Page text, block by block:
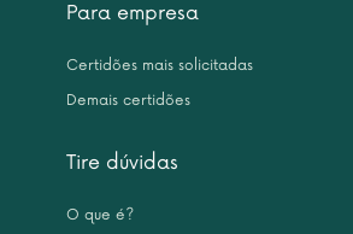
Para empresa
Certidões mais solicitadas
Demais certidões
Tire dúvidas
O que é?